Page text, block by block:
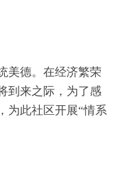
美德。在经济繁荣
到来之际，为了感
为此社区开展“情系